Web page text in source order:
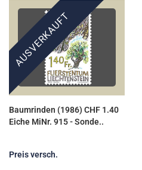
AUSVERKAUFT
Baumrinden (1986) CHF 1.40
Eiche MiNr. 915 - Sonde..
Preis versch.